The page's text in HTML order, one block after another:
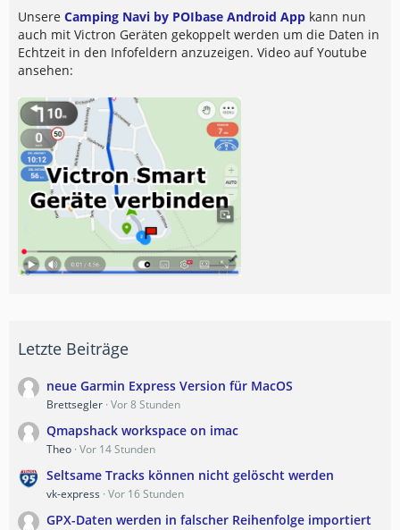
Unsere Camping Navi by POIbase Android App kann nun
auch mit Victron Geräten gekoppelt werden um die Daten in
Echtzeit in den Infofeldern anzuzeigen. Video auf Youtube
ansehen:
Letzte Beiträge
neue Garmin Express Version für MacOS
Brettsegler Vor 8 Stunden
Qmapshack workspace on imac
Theo Vor 14 Stunden
Seltsame Tracks können nicht gelöscht werden
vk-express Vor 16 Stunden
GPX-Daten werden in falscher Reihenfolge importiert